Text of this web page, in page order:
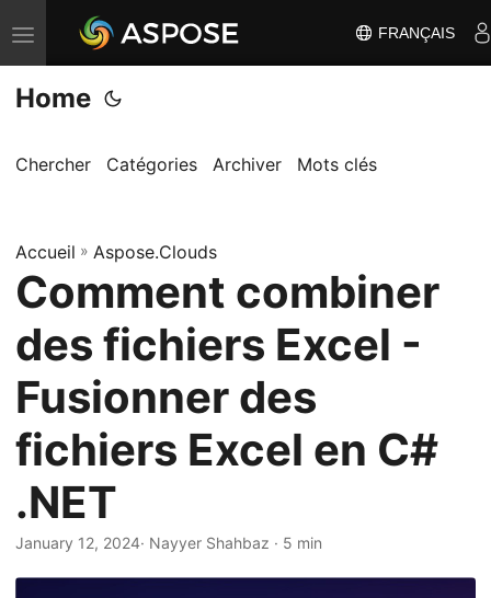
B
a
s
u
r
l
a
n
v
i
g
FRANÇAIS
Home
Chercher Catégories Archiver Mots clés
Accueil » Aspose.Clouds
Comment combiner
des fichiers Excel -
Fusionner des
fichiers Excel en C#
.NET
January 12, 2024· Nayyer Shahbaz · 5 min